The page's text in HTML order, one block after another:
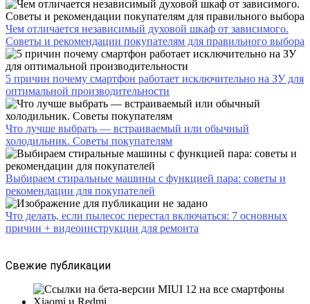
Чем отличается независимый духовой шкаф от зависимого.
Советы и рекомендации покупателям для правильного выбора
5 причин почему смартфон работает исключительно на ЗУ для
оптимальной производительности
Что лучше выбрать — встраиваемый или обычный
холодильник. Советы покупателям
Выбираем стиральные машины с функцией пара: советы и
рекомендации для покупателей
Что делать, если пылесос перестал включаться: 7 основных
причин + видеоинструкции для ремонта
Свежие публикации